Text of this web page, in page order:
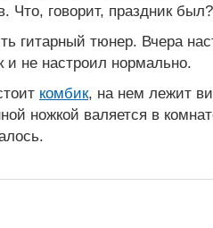
Что, говорит, праздник был?
гитарный тюнер. Вчера
и не настроил нормально.
комбик, на нем лежит
ножкой валяется в